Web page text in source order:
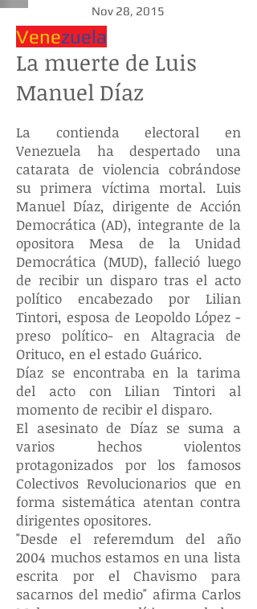
Nov 28, 2015
Venezuela
La muerte de Luis
Manuel Díaz
La contienda electoral en
Venezuela ha despertado una
catarata de violencia cobrándose
su primera víctima mortal. Luis
Manuel Díaz, dirigente de Acción
Democrática (AD), integrante de la
opositora Mesa de la Unidad
Democrática (MUD), falleció luego
de recibir un disparo tras el acto
político encabezado por Lilian
Tintori, esposa de Leopoldo López -
preso político- en Altagracia de
Orituco, en el estado Guárico.
Díaz se encontraba en la tarima
del acto con Lilian Tintori al
momento de recibir el disparo.
El asesinato de Díaz se suma a
varios hechos violentos
protagonizados por los famosos
Colectivos Revolucionarios que en
forma sistemática atentan contra
dirigentes opositores.
"Desde el referemdum del año
2004 muchos estamos en una lista
escrita por el Chavismo para
sacarnos del medio" afirma Carlos